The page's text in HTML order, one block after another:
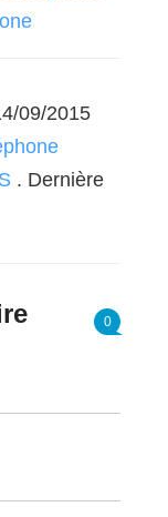
09/2015
. Dernière
0